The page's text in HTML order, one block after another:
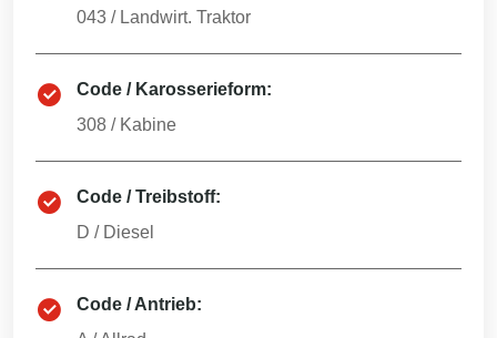
043 / Landwirt. Traktor
Code / Karosserieform:
308 / Kabine
Code / Treibstoff:
D / Diesel
Code / Antrieb: